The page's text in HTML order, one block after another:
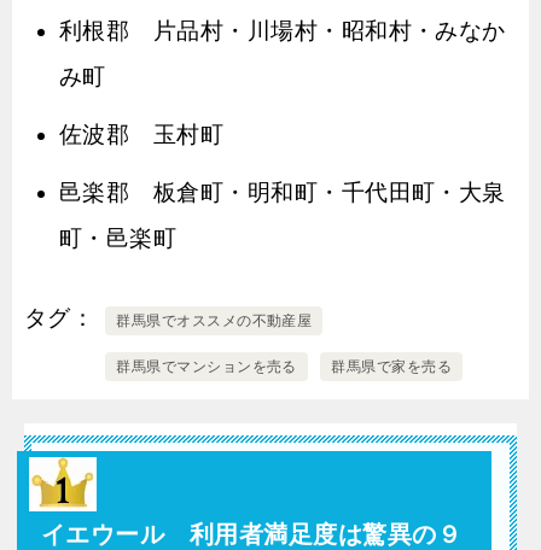
利根郡 片品村・川場村・昭和村・みなか
み町
佐波郡 玉村町
邑楽郡 板倉町・明和町・千代田町・大泉
町・邑楽町
タグ 群馬県でオススメの不動産屋
群馬県でマンションを売る 群馬県で家を売る
イエウール 利用者満足度は驚異の９